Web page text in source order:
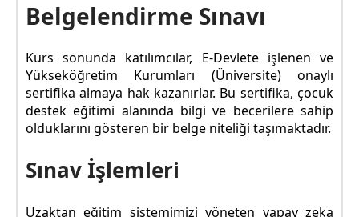
Belgelendirme Sınavı
Kurs sonunda katılımcılar, E-Devlete işlenen ve
Yükseköğretim Kurumları (Üniversite) onaylı
sertifika almaya hak kazanırlar. Bu sertifika, çocuk
destek eğitimi alanında bilgi ve becerilere sahip
olduklarını gösteren bir belge niteliği taşımaktadır.
Sınav İşlemleri
Uzaktan eğitim sistemimizi yöneten yapay zeka